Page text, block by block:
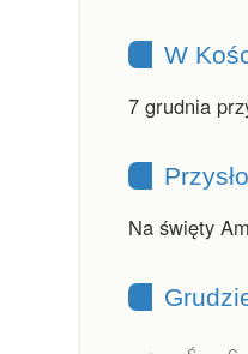
W
7 grudnia
Na święty